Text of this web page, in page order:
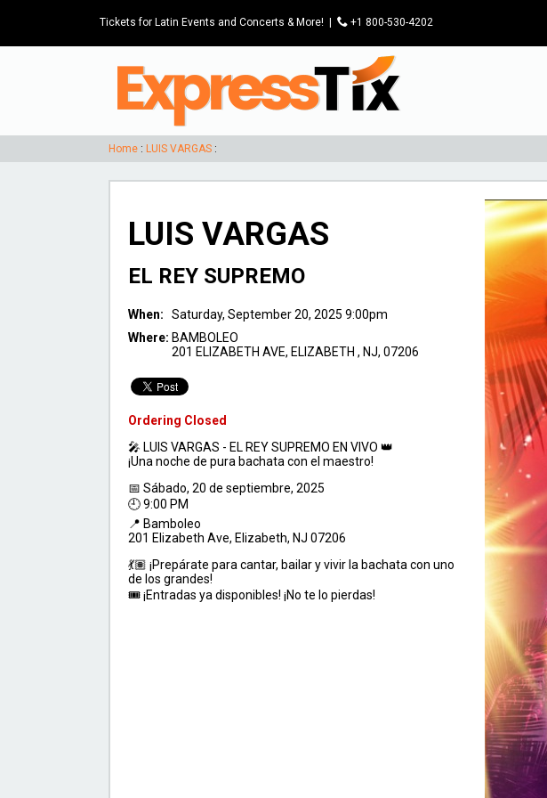
Tickets for Latin Events and Concerts & More! P +1 800-530-4202
Home : LUIS VARGAS :
LUIS VARGAS
EL REY SUPREMO
When:
Saturday, September 20, 2025 9:00pm
Where: BAMBOLEO
201 ELIZABETH AVE, ELIZABETH , NJ, 07206
Ordering Closed
🎤 LUIS VARGAS - EL REY SUPREMO EN VIVO 👑
¡Una noche de pura bachata con el maestro!
📅 Sábado, 20 de septiembre, 2025
🕘 9:00 PM
📍 Bamboleo
201 Elizabeth Ave, Elizabeth, NJ 07206
💃🏽 ¡Prepárate para cantar, bailar y vivir la bachata con uno
de los grandes!
🎟️ ¡Entradas ya disponibles! ¡No te lo pierdas!